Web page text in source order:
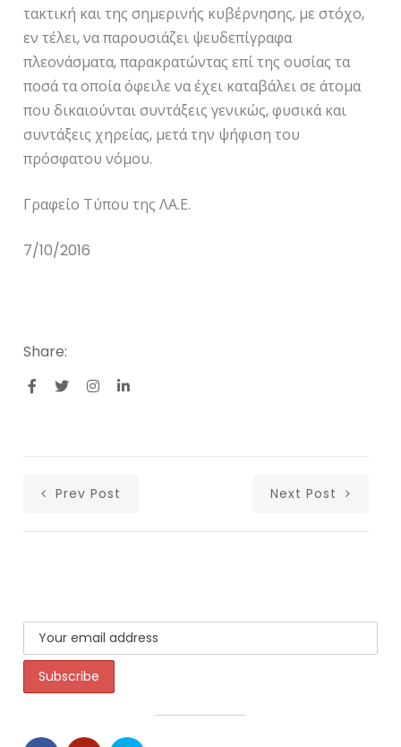
τακτική και της σημερινής κυβέρνησης, με στόχο,
εν τέλει, να παρουσιάζει ψευδεπίγραφα
πλεονάσματα, παρακρατώντας επί της ουσίας τα
ποσά τα οποία όφειλε να έχει καταβάλει σε άτομα
που δικαιούνται συντάξεις γενικώς, φυσικά και
συντάξεις χηρείας, μετά την ψήφιση του
πρόσφατου νόμου.
Γραφείο Τύπου της ΛΑ.Ε.
7/10/2016
Share:
Prev Post Next Post